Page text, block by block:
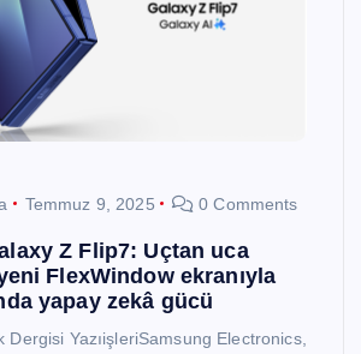
Temmuz 9, 2025 0 Comments
Z Flip7: Uçtan uca
FlexWindow ekranıyla
yapay zekâ gücü
Dergisi YazıişleriSamsung Electronics,